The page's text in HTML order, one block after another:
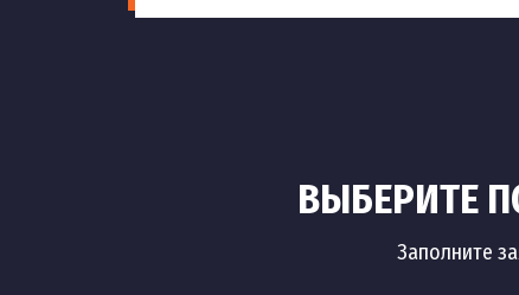
ВЫБЕРИТЕ
Заполните